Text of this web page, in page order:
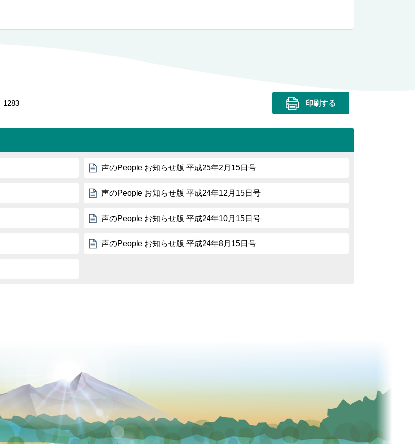
1283 印刷する
声のPeople お知らせ版 平成25年2月15日号
声のPeople お知らせ版 平成24年12月15日号
声のPeople お知らせ版 平成24年10月15日号
声のPeople お知らせ版 平成24年8月15日号